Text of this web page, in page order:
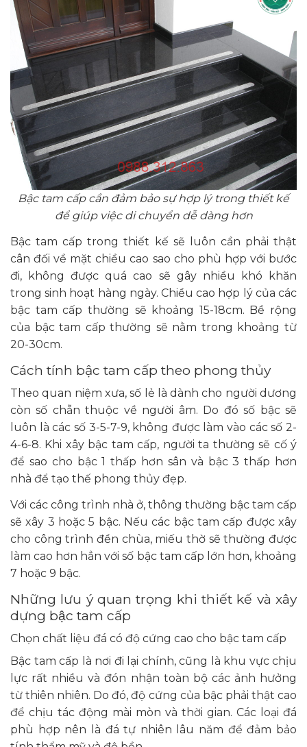
Bậc tam cấp cần đảm bảo sự hợp lý trong thiết kế
để giúp việc di chuyển dễ dàng hơn
Bậc tam cấp trong thiết kế sẽ luôn cần phải thật
cân đối về mặt chiều cao sao cho phù hợp với bước
đi, không được quá cao sẽ gây nhiều khó khăn
trong sinh hoạt hàng ngày. Chiều cao hợp lý của các
bậc tam cấp thường sẽ khoảng 15-18cm. Bề rộng
của bậc tam cấp thường sẽ nằm trong khoảng từ
20-30cm.
Cách tính bậc tam cấp theo phong thủy
Theo quan niệm xưa, số lẻ là dành cho người dương
còn số chẵn thuộc về người âm. Do đó số bậc sẽ
luôn là các số 3-5-7-9, không được làm vào các số 2-
4-6-8. Khi xây bậc tam cấp, người ta thường sẽ cố ý
để sao cho bậc 1 thấp hơn sân và bậc 3 thấp hơn
nhà để tạo thế phong thủy đẹp.
Với các công trình nhà ở, thông thường bậc tam cấp
sẽ xây 3 hoặc 5 bậc. Nếu các bậc tam cấp được xây
cho công trình đền chùa, miếu thờ sẽ thường được
làm cao hơn hẳn với số bậc tam cấp lớn hơn, khoảng
7 hoặc 9 bậc.
Những lưu ý quan trọng khi thiết kế và xây
dựng bậc tam cấp
Chọn chất liệu đá có độ cứng cao cho bậc tam cấp
Bậc tam cấp là nơi đi lại chính, cũng là khu vực chịu
lực rất nhiều và đón nhận toàn bộ các ảnh hưởng
từ thiên nhiên. Do đó, độ cứng của bậc phải thật cao
để chịu tác động mài mòn và thời gian. Các loại đá
phù hợp nên là đá tự nhiên lâu năm để đảm bảo